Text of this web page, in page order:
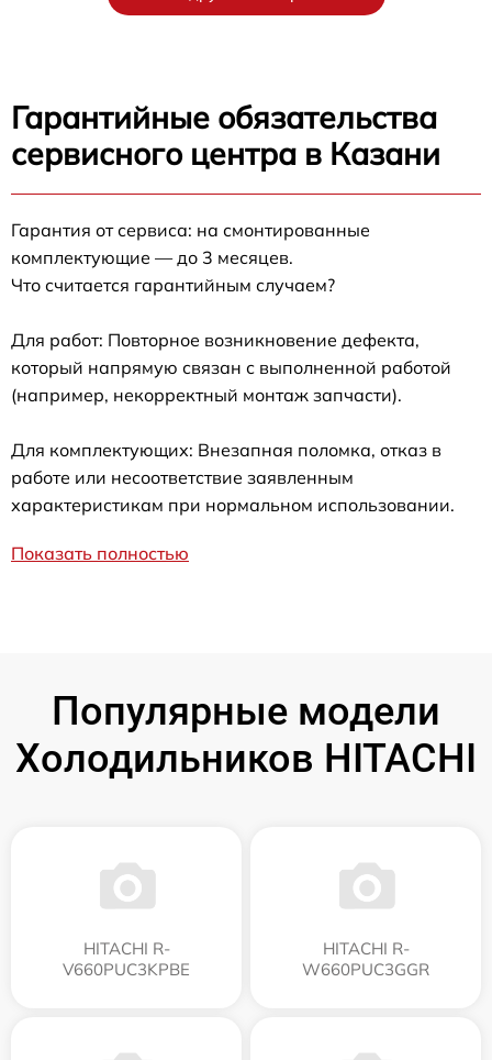
Гарантийные обязательства
сервисного центра в Казани
Гарантия от сервиса: на смонтированные
комплектующие — до 3 месяцев.
Что считается гарантийным случаем?
Для работ: Повторное возникновение дефекта,
который напрямую связан с выполненной работой
(например, некорректный монтаж запчасти).
Для комплектующих: Внезапная поломка, отказ в
работе или несоответствие заявленным
характеристикам при нормальном использовании.
Показать полностью
Популярные модели
Холодильников HITACHI
HITACHI R-
V660PUC3KPBE
HITACHI R-
W660PUC3GGR